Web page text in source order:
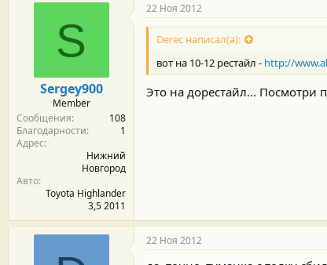
S
Sergey900
Member
Сообщения
108
Благодарности
1
Адрес
Нижний
Новгород
Авто
Toyota Highlander
3,5 2011
22 Ноя 2012
Derec написал(а):
вот на 10-12 рестайл - http://
Это на дорестайл... Посмотри
22 Ноя 2012